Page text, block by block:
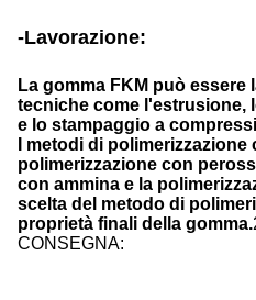
-Lavorazione:
La gomma FKM può essere
tecniche come l'estrusione,
e lo stampaggio a
I metodi di
polimerizzazione con
con ammina e la
scelta del metodo di
proprietà finali della gomma.
CONSEGNA: